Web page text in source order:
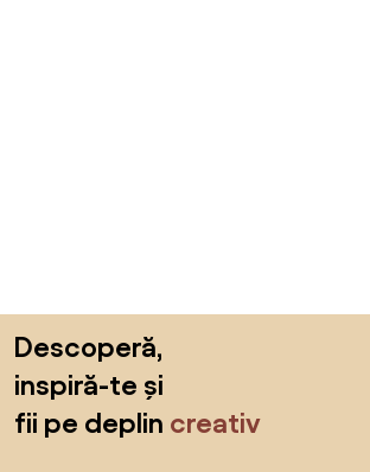
Descoperă,
inspiră-te și
fii pe deplin creativ